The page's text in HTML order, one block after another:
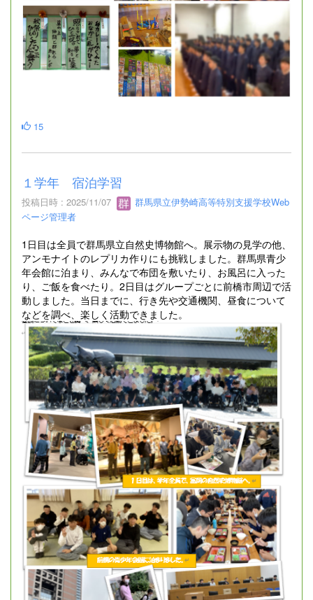
15
１学年 宿泊学習
投稿日時 : 2025/11/07
群馬県立伊勢崎高等特別支援学校Web
ページ管理者
1日目は全員で群馬県立自然史博物館へ。展示物の見学の他、
アンモナイトのレプリカ作りにも挑戦しました。群馬県青少
年会館に泊まり、みんなで布団を敷いたり、お風呂に入った
り、ご飯を食べたり。2日目はグループごとに前橋市周辺で活
動しました。当日までに、行き先や交通機関、昼食について
などを調べ、楽しく活動できました。